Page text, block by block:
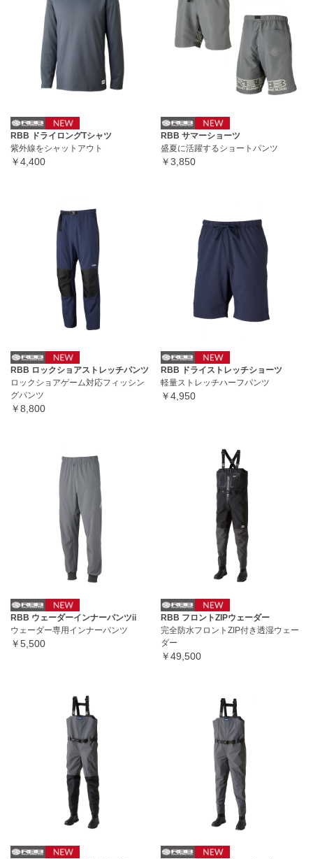
RBB ドライロングTシャツ
紫外線をシャットアウト
￥4,400
RBB サマーショーツ
盛夏に活躍するショートパンツ
￥3,850
RBB ロックショアストレッチパンツ
ロックショアゲーム対応フィッシン
グパンツ
￥8,800
RBB ドライストレッチショーツ
軽量ストレッチハーフパンツ
￥4,950
RBB ウェーダーインナーパンツⅱ
ウェーダー専用インナーパンツ
￥5,500
RBB フロントZIPウェーダー
完全防水フロントZIP付き透湿ウェー
ダー
￥49,500